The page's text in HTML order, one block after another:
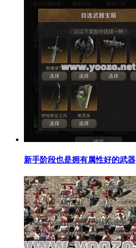
新手阶段也是拥有属性好的武器